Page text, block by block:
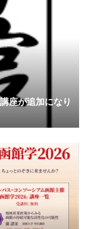
座が追加になり